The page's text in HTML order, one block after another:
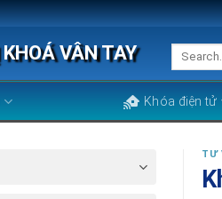
VÂN TAY
Search
for:
Khóa điện tử
TƯ